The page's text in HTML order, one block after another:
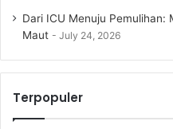
Dari ICU Menuju Pemulihan:
Maut
July 24, 2026
Terpopuler